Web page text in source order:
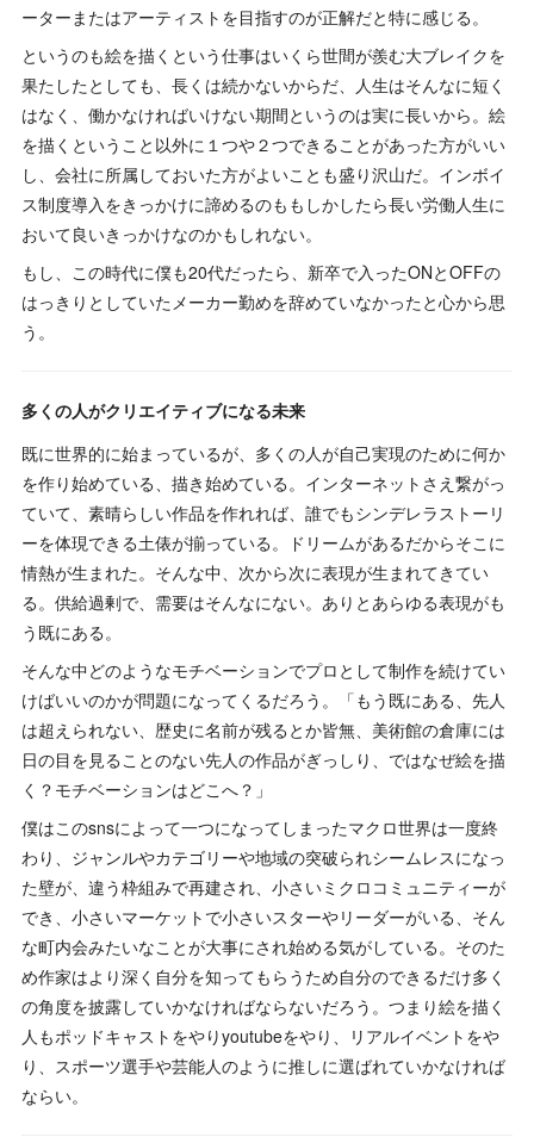
ーターまたはアーティストを目指すのが正解だと特に感じる。
というのも絵を描くという仕事はいくら世間が羨む大ブレイクを
果たしたとしても、長くは続かないからだ、人生はそんなに短く
はなく、働かなければいけない期間というのは実に長いから。絵
を描くということ以外に１つや２つできることがあった方がいい
し、会社に所属しておいた方がよいことも盛り沢山だ。インボイ
ス制度導入をきっかけに諦めるのももしかしたら長い労働人生に
おいて良いきっかけなのかもしれない。
もし、この時代に僕も20代だったら、新卒で入ったONとOFFの
はっきりとしていたメーカー勤めを辞めていなかったと心から思
う。
多くの人がクリエイティブになる未来
既に世界的に始まっているが、多くの人が自己実現のために何か
を作り始めている、描き始めている。インターネットさえ繋がっ
ていて、素晴らしい作品を作れれば、誰でもシンデレラストーリ
ーを体現できる土俵が揃っている。ドリームがあるだからそこに
情熱が生まれた。そんな中、次から次に表現が生まれてきてい
る。供給過剰で、需要はそんなにない。ありとあらゆる表現がも
う既にある。
そんな中どのようなモチベーションでプロとして制作を続けてい
けばいいのかが問題になってくるだろう。「もう既にある、先人
は超えられない、歴史に名前が残るとか皆無、美術館の倉庫には
日の目を見ることのない先人の作品がぎっしり、ではなぜ絵を描
く？モチベーションはどこへ？」
僕はこのsnsによって一つになってしまったマクロ世界は一度終
わり、ジャンルやカテゴリーや地域の突破られシームレスになっ
た壁が、違う枠組みで再建され、小さいミクロコミュニティーが
でき、小さいマーケットで小さいスターやリーダーがいる、そん
な町内会みたいなことが大事にされ始める気がしている。そのた
め作家はより深く自分を知ってもらうため自分のできるだけ多く
の角度を披露していかなければならないだろう。つまり絵を描く
人もポッドキャストをやりyoutubeをやり、リアルイベントをや
り、スポーツ選手や芸能人のように推しに選ばれていかなければ
ならい。